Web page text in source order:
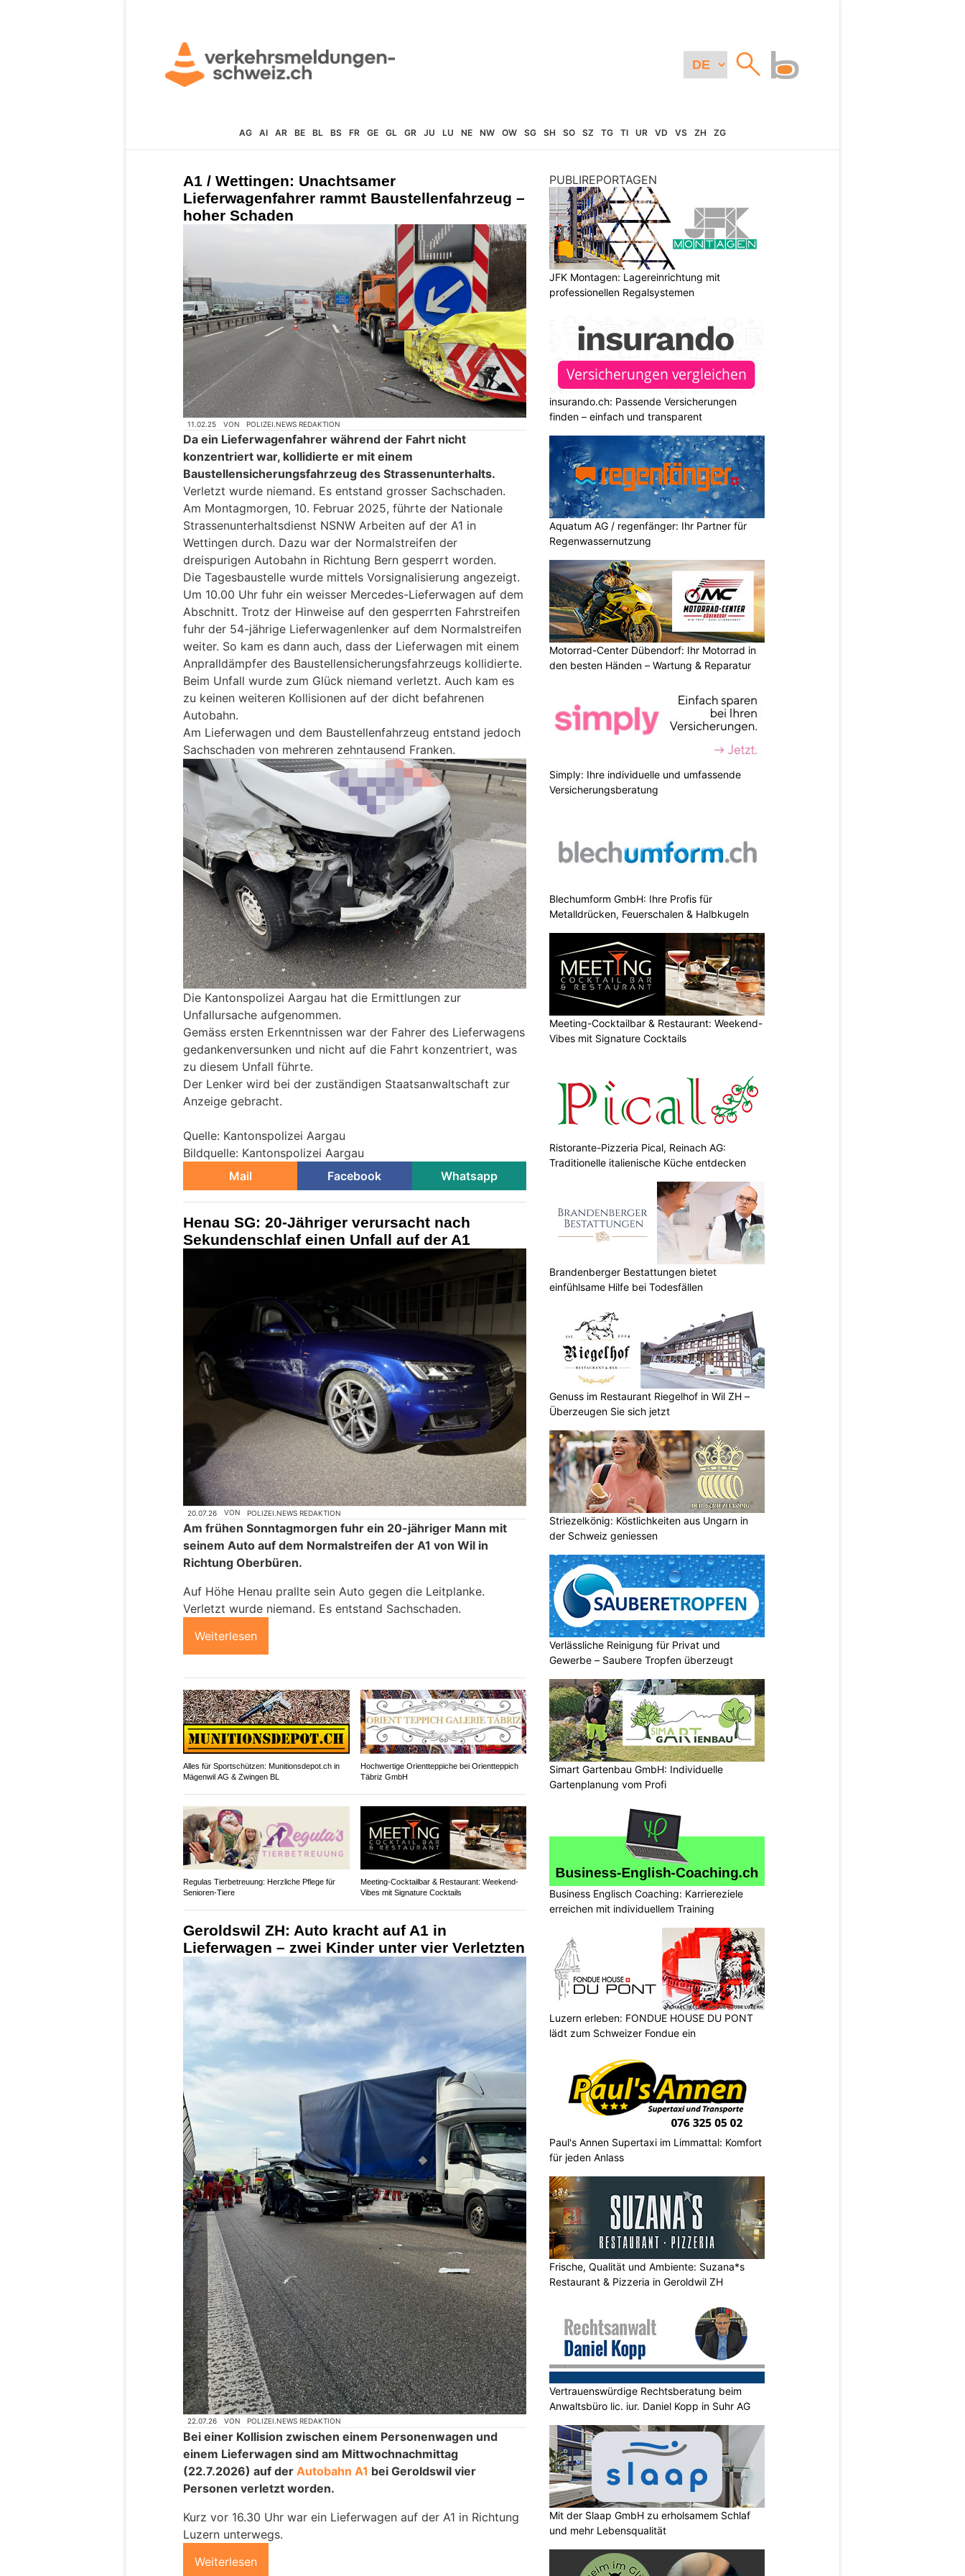
AG AI AR BE BL BS FR GE GL GR JU LU NE NW OW SG SH SO SZ TG TI UR VD VS ZH ZG
A1 / Wettingen: Unachtsamer
Lieferwagenfahrer rammt Baustellenfahrzeug –
hoher Schaden
11.02.25 VON POLIZEI.NEWS REDAKTION
Da ein Lieferwagenfahrer während der Fahrt nicht
konzentriert war, kollidierte er mit einem
Baustellensicherungsfahrzeug des Strassenunterhalts.
Verletzt wurde niemand. Es entstand grosser Sachschaden.
Am Montagmorgen, 10. Februar 2025, führte der Nationale
Strassenunterhaltsdienst NSNW Arbeiten auf der A1 in
Wettingen durch. Dazu war der Normalstreifen der
dreispurigen Autobahn in Richtung Bern gesperrt worden.
Die Tagesbaustelle wurde mittels Vorsignalisierung angezeigt.
Um 10.00 Uhr fuhr ein weisser Mercedes-Lieferwagen auf dem
Abschnitt. Trotz der Hinweise auf den gesperrten Fahrstreifen
fuhr der 54-jährige Lieferwagenlenker auf dem Normalstreifen
weiter. So kam es dann auch, dass der Lieferwagen mit einem
Anpralldämpfer des Baustellensicherungsfahrzeugs kollidierte.
Beim Unfall wurde zum Glück niemand verletzt. Auch kam es
zu keinen weiteren Kollisionen auf der dicht befahrenen
Autobahn.
Am Lieferwagen und dem Baustellenfahrzeug entstand jedoch
Sachschaden von mehreren zehntausend Franken.
Die Kantonspolizei Aargau hat die Ermittlungen zur
Unfallursache aufgenommen.
Gemäss ersten Erkenntnissen war der Fahrer des Lieferwagens
gedankenversunken und nicht auf die Fahrt konzentriert, was
zu diesem Unfall führte.
Der Lenker wird bei der zuständigen Staatsanwaltschaft zur
Anzeige gebracht.
Quelle: Kantonspolizei Aargau
Bildquelle: Kantonspolizei Aargau
Mail
Facebook Whatsapp
Henau SG: 20-Jähriger verursacht nach
Sekundenschlaf einen Unfall auf der A1
20.07.26 VON POLIZEI.NEWS REDAKTION
Am frühen Sonntagmorgen fuhr ein 20-jähriger Mann mit
seinem Auto auf dem Normalstreifen der A1 von Wil in
Richtung Oberbüren.
Auf Höhe Henau prallte sein Auto gegen die Leitplanke.
Verletzt wurde niemand. Es entstand Sachschaden.
Weiterlesen
Alles für Sportschützen: Munitionsdepot.ch in
Mägenwil AG & Zwingen BL
Hochwertige Orientteppiche bei Orientteppich
Täbriz GmbH
Regulas Tierbetreuung: Herzliche Pflege für
Senioren-Tiere
Meeting-Cocktailbar & Restaurant: Weekend-
Vibes mit Signature Cocktails
Geroldswil ZH: Auto kracht auf A1 in
Lieferwagen – zwei Kinder unter vier Verletzten
22.07.26 VON POLIZEI.NEWS REDAKTION
Bei einer Kollision zwischen einem Personenwagen und
einem Lieferwagen sind am Mittwochnachmittag
(22.7.2026) auf der Autobahn A1 bei Geroldswil vier
Personen verletzt worden.
Kurz vor 16.30 Uhr war ein Lieferwagen auf der A1 in Richtung
Luzern unterwegs.
Weiterlesen
PUBLIREPORTAGEN
JFK Montagen: Lagereinrichtung mit
professionellen Regalsystemen
insurando.ch: Passende Versicherungen
finden – einfach und transparent
Aquatum AG / regenfänger: Ihr Partner für
Regenwassernutzung
Motorrad-Center Dübendorf: Ihr Motorrad in
den besten Händen – Wartung & Reparatur
Simply: Ihre individuelle und umfassende
Versicherungsberatung
Blechumform GmbH: Ihre Profis für
Metalldrücken, Feuerschalen & Halbkugeln
Meeting-Cocktailbar & Restaurant: Weekend-
Vibes mit Signature Cocktails
Ristorante-Pizzeria Pical, Reinach AG:
Traditionelle italienische Küche entdecken
Brandenberger Bestattungen bietet
einfühlsame Hilfe bei Todesfällen
Genuss im Restaurant Riegelhof in Wil ZH –
Überzeugen Sie sich jetzt
Striezelkönig: Köstlichkeiten aus Ungarn in
der Schweiz geniessen
Verlässliche Reinigung für Privat und
Gewerbe – Saubere Tropfen überzeugt
Simart Gartenbau GmbH: Individuelle
Gartenplanung vom Profi
Business Englisch Coaching: Karriereziele
erreichen mit individuellem Training
Luzern erleben: FONDUE HOUSE DU PONT
lädt zum Schweizer Fondue ein
Paul's Annen Supertaxi im Limmattal: Komfort
für jeden Anlass
Frische, Qualität und Ambiente: Suzana*s
Restaurant & Pizzeria in Geroldwil ZH
Vertrauenswürdige Rechtsberatung beim
Anwaltsbüro lic. iur. Daniel Kopp in Suhr AG
Mit der Slaap GmbH zu erholsamem Schlaf
und mehr Lebensqualität